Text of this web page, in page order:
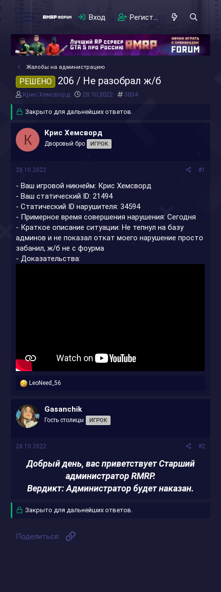
Вход Регистрация
Жалобы на администрацию
РЕШЕНО 206 / Не разобрал ж/б
А
т
р
Крис Хемсворд
Д
т
н
ч
28.10.2022 #
3834
Закрыто для дальнейших ответов.
К Крис Хемсворд
Дворовый бро ИГРОК
28.10.2022 #1
- Ваш игровой никнейм: Крис Хемсворд
- Ваш статический ID: 21494
- Статический ID нарушителя: 34594
- Примерное время совершения нарушения: Сегодня
- Краткое описание ситуации: Не тепнул на базу
админов и не показал откат моего нарушение просто
забанил, ж/б не с фоурма
- Доказательства:
Р
к
ц
и
и
LeoNeed_56
Gasanchik
Гость столицы ИГРОК
28.10.2022 #2
Добрый день, вас приветствует Старший
администратор RMRP.
Вердикт: Администратор будет наказан.
Закрыто для дальнейших ответов.
Поделиться: